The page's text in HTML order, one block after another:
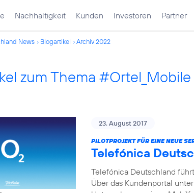
Nachhaltigkeit Kunden Investoren Partner
News Blogartikel Archiv 2022
zum Thema
23. August 2017
PILOTPROJEKT FÜR EINE NEUE
Telefónica
Telefónica Deutschland
Über das Kundenportal